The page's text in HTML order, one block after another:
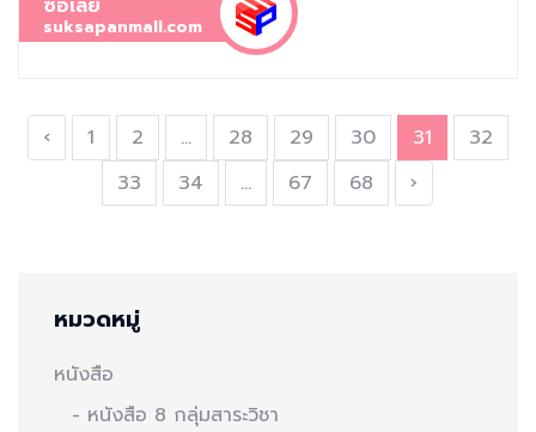
suksapanmall.com
‹ 1 2 ... 28 29 30 31
32
33
34 ... 67 68 ›
หมวดหมู่
หนังสือ
- หนังสือ 8 กลุ่มสาระวิชา